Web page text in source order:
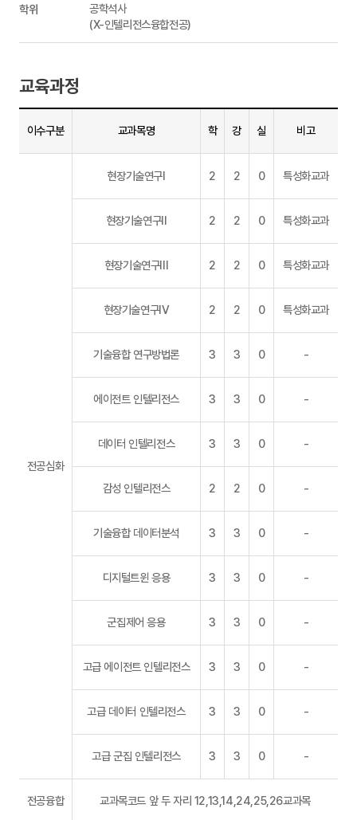
학점,
공학석사
(X-인텔리전스융합전공)
교육과정
이수구분 교과목명 학 강 실 비고
전공심화
현장기술연구I 2 2 0 특성화교과
현장기술연구II 2 2 0 특성화교과
현장기술연구III 2 2 0 특성화교과
현장기술연구IV 2 2 0 특성화교과
기술융합 연구방법론 3 3 0 -
에이전트 인텔리전스 3 3 0 -
데이터 인텔리전스 3 3 0 -
감성 인텔리전스 2 2 0 -
기술융합 데이터분석 3 3 0 -
디지털트윈 응용 3 3 0 -
군집제어 응용 3 3 0 -
고급 에이전트 인텔리전스 3 3 0 -
고급 데이터 인텔리전스 3 3 0 -
고급 군집 인텔리전스 3 3 0 -
전공융합 교과목코드 앞 두 자리 12,13,14,24,25,26교과목